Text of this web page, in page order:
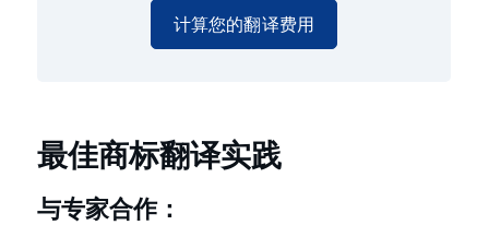
计算您的翻译费用
最佳商标翻译实践
与专家合作：